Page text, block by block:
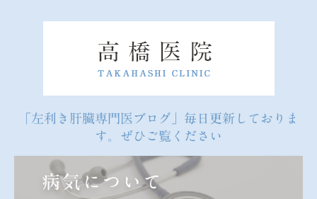
「左利き肝臓専門医ブログ」毎日更新しておりま
す。ぜひご覧ください